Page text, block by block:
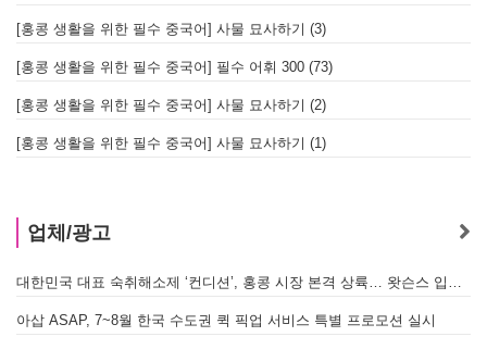
[홍콩 생활을 위한 필수 중국어] 사물 묘사하기 (3)
[홍콩 생활을 위한 필수 중국어] 필수 어휘 300 (73)
[홍콩 생활을 위한 필수 중국어] 사물 묘사하기 (2)
[홍콩 생활을 위한 필수 중국어] 사물 묘사하기 (1)
업체/광고
대한민국 대표 숙취해소제 ‘컨디션’, 홍콩 시장 본격 상륙… 왓슨스 입점 기념 할인 행사 진행
아삽 ASAP, 7~8월 한국 수도권 퀵 픽업 서비스 특별 프로모션 실시